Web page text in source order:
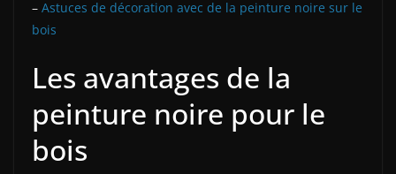
– Astuces de décoration avec de la peinture noire sur le
bois
Les avantages de la
peinture noire pour le
bois